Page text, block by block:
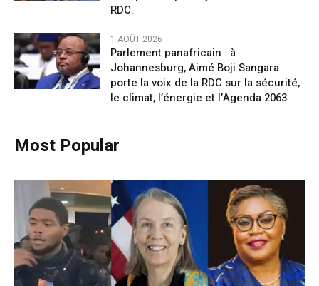
RDC.
1 AOÛT 2026
Parlement panafricain : à
Johannesburg, Aimé Boji Sangara
porte la voix de la RDC sur la sécurité,
le climat, l’énergie et l’Agenda 2063.
Most Popular